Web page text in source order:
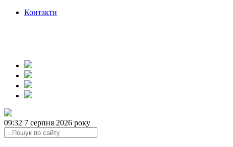
Контакти
09:32 7 серпня 2026 року